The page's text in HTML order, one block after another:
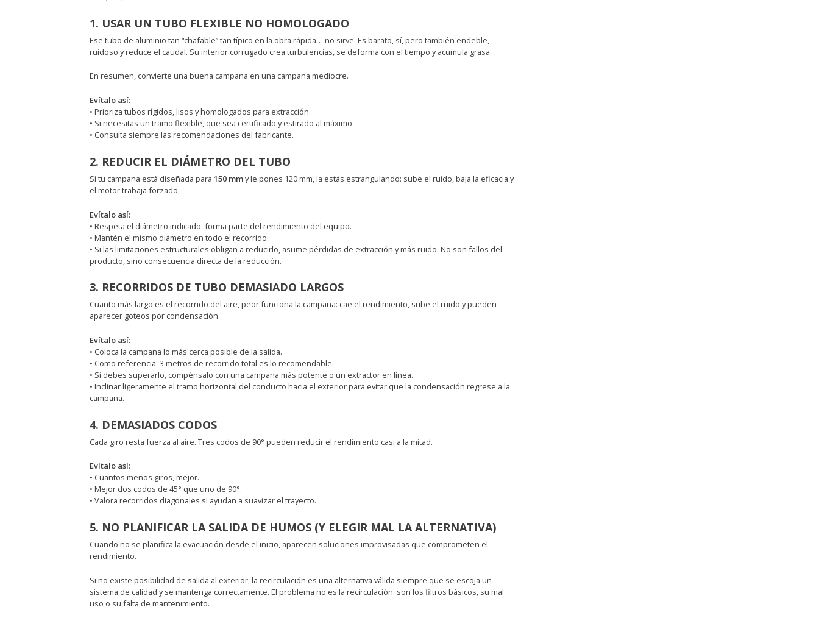
1. USAR UN TUBO FLEXIBLE NO HOMOLOGADO
Ese tubo de aluminio tan “chafable” tan típico en la obra rápida… no sirve. Es barato, sí, pero también endeble,
ruidoso y reduce el caudal. Su interior corrugado crea turbulencias, se deforma con el tiempo y acumula grasa.
En resumen, convierte una buena campana en una campana mediocre.
Evítalo así:
• Prioriza tubos rígidos, lisos y homologados para extracción.
• Si necesitas un tramo flexible, que sea certificado y estirado al máximo.
• Consulta siempre las recomendaciones del fabricante.
2. REDUCIR EL DIÁMETRO DEL TUBO
Si tu campana está diseñada para 150 mmy le pones 120 mm, la estás estrangulando: sube el ruido, baja la eficacia y
el motor trabaja forzado.
Evítalo así:
• Respeta el diámetro indicado: forma parte del rendimiento del equipo.
• Mantén el mismo diámetro en todo el recorrido.
• Si las limitaciones estructurales obligan a reducirlo, asume pérdidas de extracción y más ruido. No son fallos del
producto, sino consecuencia directa de la reducción.
3. RECORRIDOS DE TUBO DEMASIADO LARGOS
Cuanto más largo es el recorrido del aire, peor funciona la campana: cae el rendimiento, sube el ruido y pueden
aparecer goteos por condensación.
Evítalo así:
• Coloca la campana lo más cerca posible de la salida.
• Como referencia: 3 metros de recorrido total es lo recomendable.
• Si debes superarlo, compénsalo con una campana más potente o un extractor en línea.
• Inclinar ligeramente el tramo horizontal del conducto hacia el exterior para evitar que la condensación regrese a la
campana.
4. DEMASIADOS CODOS
Cada giro resta fuerza al aire. Tres codos de 90° pueden reducir el rendimiento casi a la mitad.
Evítalo así:
• Cuantos menos giros, mejor.
• Mejor dos codos de 45° que uno de 90°.
• Valora recorridos diagonales si ayudan a suavizar el trayecto.
5. NO PLANIFICAR LA SALIDA DE HUMOS (Y ELEGIR MAL LA ALTERNATIVA)
Cuando no se planifica la evacuación desde el inicio, aparecen soluciones improvisadas que comprometen el
rendimiento.
Si no existe posibilidad de salida al exterior, la recirculación es una alternativa válida siempre que se escoja un
sistema de calidad y se mantenga correctamente. El problema no es la recirculación: son los filtros básicos, su mal
uso o su falta de mantenimiento.